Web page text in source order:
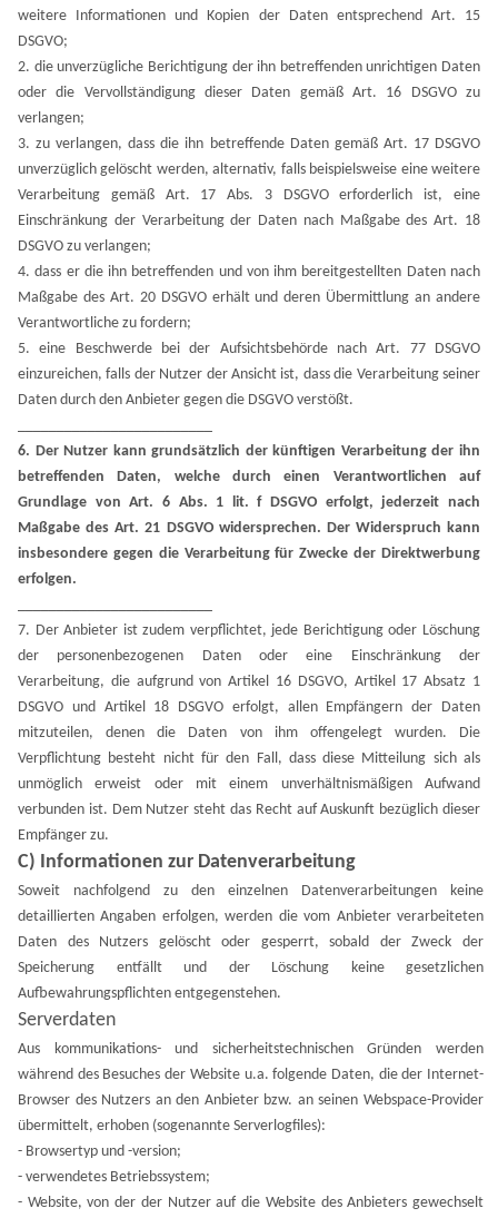
weitere Informationen und Kopien der Daten entsprechend Art. 15
DSGVO;
2. die unverzügliche Berichtigung der ihn betreffenden unrichtigen Daten
oder die Vervollständigung dieser Daten gemäß Art. 16 DSGVO zu
verlangen;
3. zu verlangen, dass die ihn betreffende Daten gemäß Art. 17 DSGVO
unverzüglich gelöscht werden, alternativ, falls beispielsweise eine weitere
Verarbeitung gemäß Art. 17 Abs. 3 DSGVO erforderlich ist, eine
Einschränkung der Verarbeitung der Daten nach Maßgabe des Art. 18
DSGVO zu verlangen;
4. dass er die ihn betreffenden und von ihm bereitgestellten Daten nach
Maßgabe des Art. 20 DSGVO erhält und deren Übermittlung an andere
Verantwortliche zu fordern;
5. eine Beschwerde bei der Aufsichtsbehörde nach Art. 77 DSGVO
einzureichen, falls der Nutzer der Ansicht ist, dass die Verarbeitung seiner
Daten durch den Anbieter gegen die DSGVO verstößt.
6. Der Nutzer kann grundsätzlich der künftigen Verarbeitung der ihn
betreffenden Daten, welche durch einen Verantwortlichen auf
Grundlage von Art. 6 Abs. 1 lit. f DSGVO erfolgt, jederzeit nach
Maßgabe des Art. 21 DSGVO widersprechen. Der Widerspruch kann
insbesondere gegen die Verarbeitung für Zwecke der Direktwerbung
erfolgen.
7. Der Anbieter ist zudem verpflichtet, jede Berichtigung oder Löschung
der personenbezogenen Daten oder eine Einschränkung der
Verarbeitung, die aufgrund von Artikel 16 DSGVO, Artikel 17 Absatz 1
DSGVO und Artikel 18 DSGVO erfolgt, allen Empfängern der Daten
mitzuteilen, denen die Daten von ihm offengelegt wurden. Die
Verpflichtung besteht nicht für den Fall, dass diese Mitteilung sich als
unmöglich erweist oder mit einem unverhältnismäßigen Aufwand
verbunden ist. Dem Nutzer steht das Recht auf Auskunft bezüglich dieser
Empfänger zu.
C) Informationen zur Datenverarbeitung
Soweit nachfolgend zu den einzelnen Datenverarbeitungen keine
detaillierten Angaben erfolgen, werden die vom Anbieter verarbeiteten
Daten des Nutzers gelöscht oder gesperrt, sobald der Zweck der
Speicherung entfällt und der Löschung keine gesetzlichen
Aufbewahrungspflichten entgegenstehen.
Serverdaten
Aus kommunikations- und sicherheitstechnischen Gründen werden
während des Besuches der Website u.a. folgende Daten, die der Internet-
Browser des Nutzers an den Anbieter bzw. an seinen Webspace-Provider
übermittelt, erhoben (sogenannte Serverlogfiles):
- Browsertyp und -version;
- verwendetes Betriebssystem;
- Website, von der der Nutzer auf die Website des Anbieters gewechselt